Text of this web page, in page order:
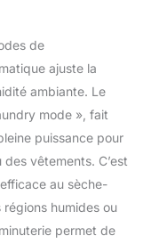
de
ajuste la
ambiante. Le
mode », fait
puissance pour
des vêtements. C’est
au sèche-
humides ou
permet de